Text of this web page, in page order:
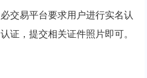
交易平台要求用户进行实名认
证，提交相关证件照片即可。